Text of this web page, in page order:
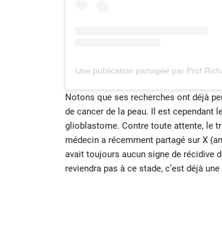
Notons que ses recherches ont déjà
de cancer de la peau. Il est cependant
glioblastome. Contre toute attente, le
médecin a récemment partagé sur X
avait toujours aucun signe de récidive
reviendra pas à ce stade, c’est déjà